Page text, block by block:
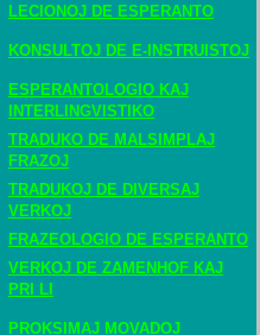
LECIONOJ DE ESPERANTO
KONSULTOJ DE E-INSTRUISTOJ
ESPERANTOLOGIO KAJ
INTERLINGVISTIKO
TRADUKO DE MALSIMPLAJ
FRAZOJ
TRADUKOJ DE DIVERSAJ
VERKOJ
FRAZEOLOGIO DE ESPERANTO
VERKOJ DE ZAMENHOF KAJ
PRI LI
PROKSIMAJ MOVADOJ